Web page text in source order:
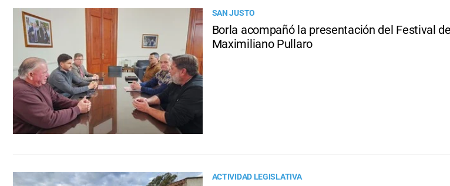
SAN JUSTO
Borla acompañó la presentación del Festival
Maximiliano Pullaro
ACTIVIDAD LEGISLATIVA